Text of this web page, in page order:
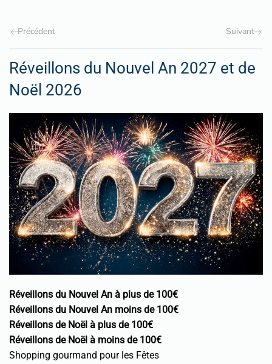
Précédent Suivant
Réveillons du Nouvel An 2027 et de
Noël 2026
Réveillons du Nouvel An à plus de 100€
Réveillons du Nouvel An moins de 100€
Réveillons de Noël à plus de 100€
Réveillons de Noël à moins de 100€
Shopping gourmand pour les Fêtes